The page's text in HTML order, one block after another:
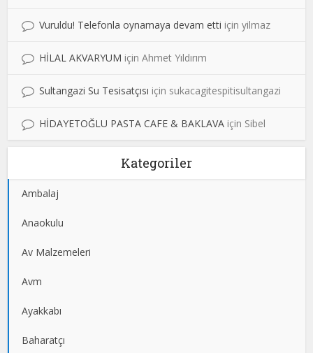
Vuruldu! Telefonla oynamaya devam etti içinyilmaz
HİLAL AKVARYUM içinAhmet Yıldırım
Sultangazi Su Tesisatçısı için sukacagitespitisultangazi
HİDAYETOĞLU PASTA CAFE & BAKLAVA için Sibel
Kategoriler
Ambalaj
Anaokulu
Av Malzemeleri
Avm
Ayakkabı
Baharatçı